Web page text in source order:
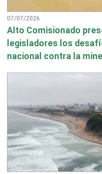
07/07/2026
Alto Comisionado
legisladores los
nacional contra la